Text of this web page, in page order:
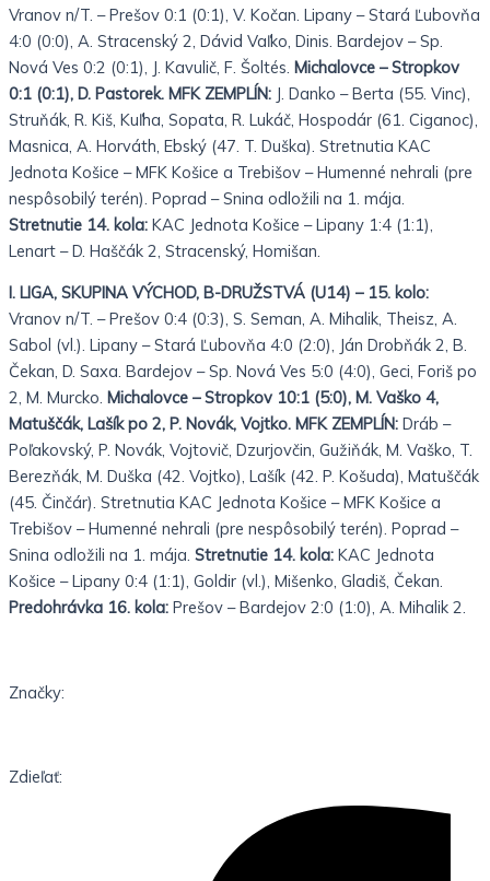
Vranov n/T. – Prešov 0:1 (0:1), V. Kočan. Lipany – Stará Ľubovňa
4:0 (0:0), A. Stracenský 2, Dávid Vaľko, Dinis. Bardejov – Sp.
Nová Ves 0:2 (0:1), J. Kavulič, F. Šoltés. Michalovce – Stropkov
0:1 (0:1), D. Pastorek. MFK ZEMPLÍN: J. Danko – Berta (55. Vinc),
Struňák, R. Kiš, Kuľha, Sopata, R. Lukáč, Hospodár (61. Ciganoc),
Masnica, A. Horváth, Ebský (47. T. Duška). Stretnutia KAC
Jednota Košice – MFK Košice a Trebišov – Humenné nehrali (pre
nespôsobilý terén). Poprad – Snina odložili na 1. mája.
Stretnutie 14. kola: KAC Jednota Košice – Lipany 1:4 (1:1),
Lenart – D. Haščák 2, Stracenský, Homišan.
I. LIGA, SKUPINA VÝCHOD, B-DRUŽSTVÁ (U14) – 15. kolo:
Vranov n/T. – Prešov 0:4 (0:3), S. Seman, A. Mihalik, Theisz, A.
Sabol (vl.). Lipany – Stará Ľubovňa 4:0 (2:0), Ján Drobňák 2, B.
Čekan, D. Saxa. Bardejov – Sp. Nová Ves 5:0 (4:0), Geci, Foriš po
2, M. Murcko. Michalovce – Stropkov 10:1 (5:0), M. Vaško 4,
Matuščák, Lašík po 2, P. Novák, Vojtko. MFK ZEMPLÍN: Dráb –
Poľakovský, P. Novák, Vojtovič, Dzurjovčin, Gužiňák, M. Vaško, T.
Berezňák, M. Duška (42. Vojtko), Lašík (42. P. Košuda), Matuščák
(45. Činčár). Stretnutia KAC Jednota Košice – MFK Košice a
Trebišov – Humenné nehrali (pre nespôsobilý terén). Poprad –
Snina odložili na 1. mája. Stretnutie 14. kola: KAC Jednota
Košice – Lipany 0:4 (1:1), Goldir (vl.), Mišenko, Gladiš, Čekan.
Predohrávka 16. kola: Prešov – Bardejov 2:0 (1:0), A. Mihalik 2.
Značky:
Zdieľať: